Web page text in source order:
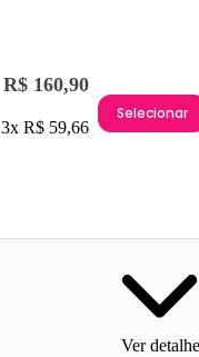
R$ 160,90
3x R$ 59,66
Selecionar
Ver